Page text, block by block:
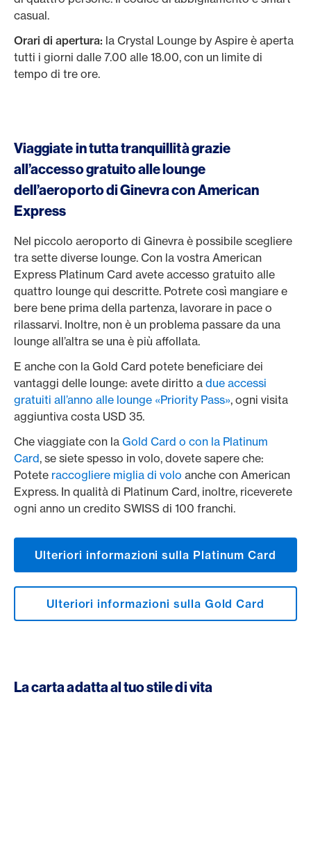
casual.
Orari di apertura: la Crystal Lounge by Aspire è aperta
tutti i giorni dalle 7.00 alle 18.00, con un limite di
tempo di tre ore.
Viaggiate in tutta tranquillità grazie
all’accesso gratuito alle lounge
dell’aeroporto di Ginevra con American
Express
Nel piccolo aeroporto di Ginevra è possibile scegliere
tra sette diverse lounge. Con la vostra American
Express Platinum Card avete accesso gratuito alle
quattro lounge qui descritte. Potrete così mangiare e
bere bene prima della partenza, lavorare in pace o
rilassarvi. Inoltre, non è un problema passare da una
lounge all’altra se una è più affollata.
E anche con la Gold Card potete beneficiare dei
vantaggi delle lounge: avete diritto a due accessi
gratuiti all’anno alle lounge «Priority Pass», ogni visita
aggiuntiva costa USD 35.
Che viaggiate con la Gold Card o con la Platinum
Card, se siete spesso in volo, dovete sapere che:
Potete raccogliere miglia di volo anche con American
Express. In qualità di Platinum Card, inoltre, riceverete
ogni anno un credito SWISS di 100 franchi.
Ulteriori informazioni sulla Platinum Card
Ulteriori informazioni sulla Gold Card
La carta adatta al tuo stile di vita